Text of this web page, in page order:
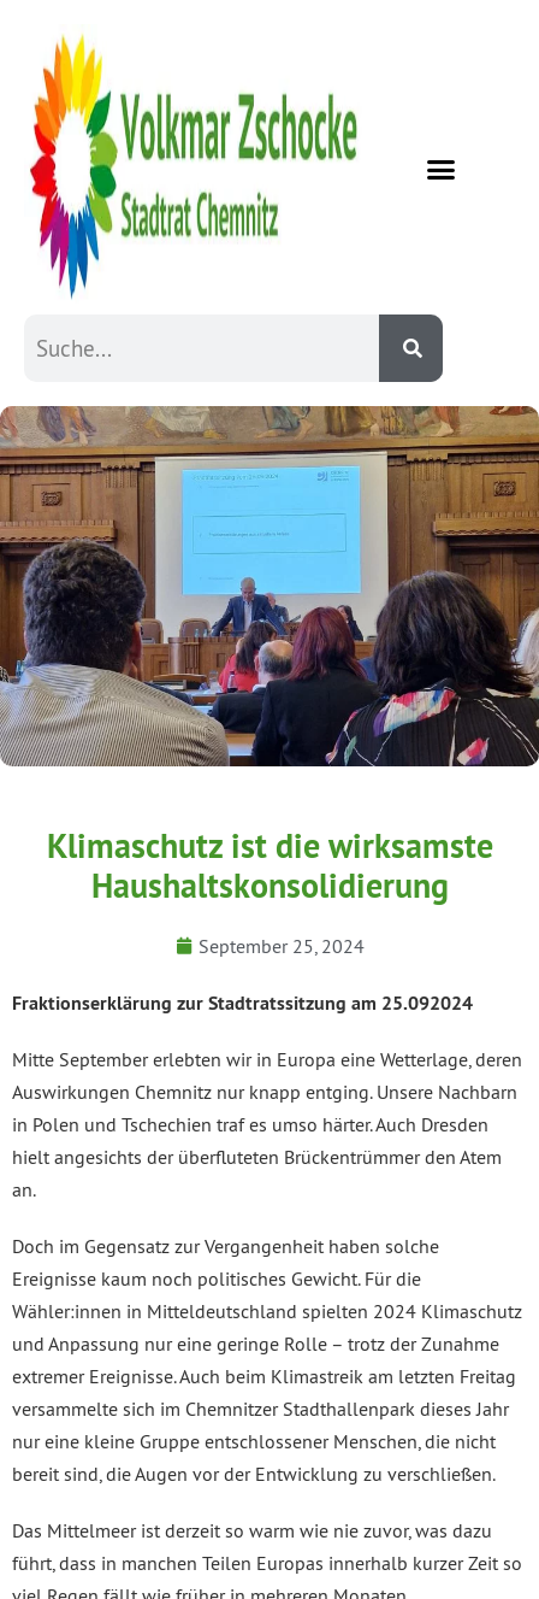
Klimaschutz ist die wirksamste
Haushaltskonsolidierung
September 25, 2024
Fraktionserklärung zur Stadtratssitzung am 25.092024
Mitte September erlebten wir in Europa eine Wetterlage, deren
Auswirkungen Chemnitz nur knapp entging. Unsere Nachbarn
in Polen und Tschechien traf es umso härter. Auch Dresden
hielt angesichts der überfluteten Brückentrümmer den Atem
an.
Doch im Gegensatz zur Vergangenheit haben solche
Ereignisse kaum noch politisches Gewicht. Für die
Wähler:innen in Mitteldeutschland spielten 2024 Klimaschutz
und Anpassung nur eine geringe Rolle – trotz der Zunahme
extremer Ereignisse. Auch beim Klimastreik am letzten Freitag
versammelte sich im Chemnitzer Stadthallenpark dieses Jahr
nur eine kleine Gruppe entschlossener Menschen, die nicht
bereit sind, die Augen vor der Entwicklung zu verschließen.
Das Mittelmeer ist derzeit so warm wie nie zuvor, was dazu
führt, dass in manchen Teilen Europas innerhalb kurzer Zeit so